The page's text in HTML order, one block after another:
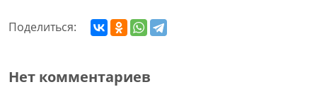
Поделиться:
Нет комментариев